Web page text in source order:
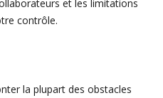
et les limitations
contrôle.
la plupart des obstacles